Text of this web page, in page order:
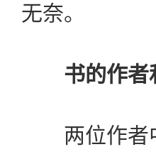
无奈。
书的作者
两位作者中